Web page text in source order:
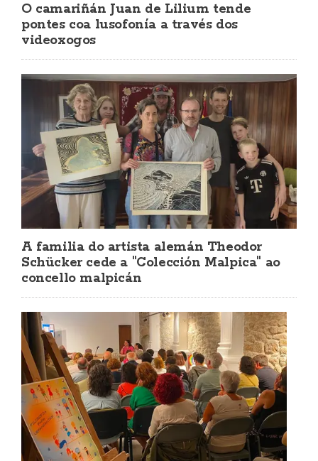
O camariñán Juan de Lilium tende
pontes coa lusofonía a través dos
videoxogos
A familia do artista alemán Theodor
Schücker cede a "Colección Malpica" ao
concello malpicán